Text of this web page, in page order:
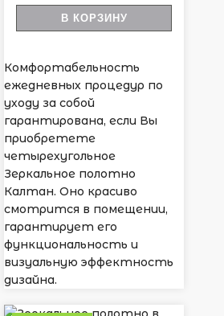
В КОРЗИНУ
Комфортабельность
ежедневных процедур по
уходу за собой
гарантирована, если Вы
приобретете
четырехугольное
Зеркальное полотно
Калтан. Оно красиво
смотрится в помещении,
гарантирует его
функциональность и
визуальную эффектность
дизайна.